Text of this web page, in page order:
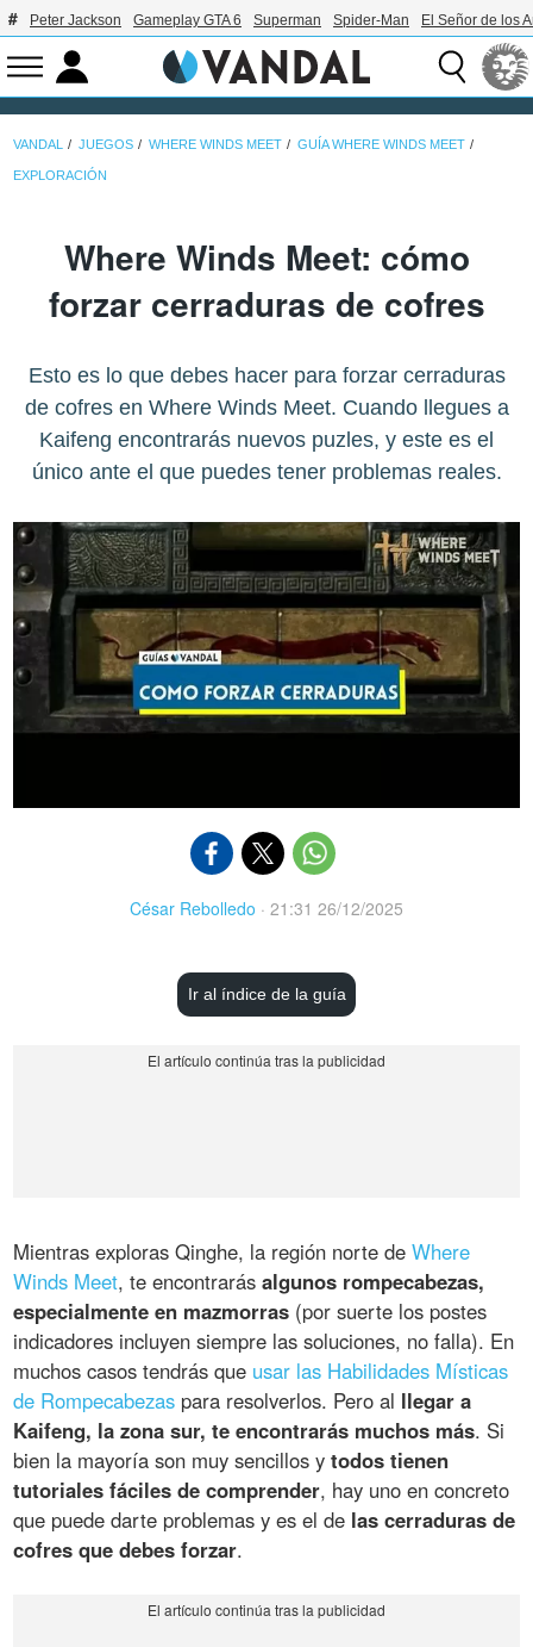
Peter Jackson Gameplay GTA 6 Superman Spider-Man El Señor de los
VANDAL JUEGOS WHERE WINDS MEET GUÍA WHERE WINDS MEET
EXPLORACIÓN
Where Winds Meet: cómo
forzar cerraduras de cofres
Esto es lo que debes hacer para forzar cerraduras
de cofres en Where Winds Meet. Cuando llegues a
Kaifeng encontrarás nuevos puzles, y este es el
único ante el que puedes tener problemas reales.
César Rebolledo · 21:31 26/12/2025
Ir al índice de la guía
Mientras exploras Qinghe, la región norte deWhere
Winds Meet, te encontrarásalgunos rompecabezas,
especialmente en mazmorras (por suerte los postes
indicadores incluyen siempre las soluciones, no falla). En
muchos casos tendrás que usar las Habilidades Místicas
de Rompecabezas para resolverlos. Pero al llegar a
Kaifeng, la zona sur, te encontrarás muchos más. Si
bien la mayoría son muy sencillos ytodos tienen
tutoriales fáciles de comprender, hay uno en concreto
que puede darte problemas y es el de las cerraduras de
cofres que debes forzar.